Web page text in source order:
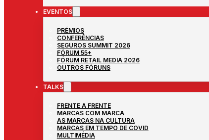
EVENTOS
PRÉMIOS
CONFERÊNCIAS
SEGUROS SUMMIT 2026
FÓRUM 55+
FÓRUM RETAIL MEDIA 2026
OUTROS FÓRUNS
TALKS
FRENTE A FRENTE
MARCAS COM MARCA
AS MARCAS NA CULTURA
MARCAS EM TEMPO DE COVID
MULTIMÉDIA